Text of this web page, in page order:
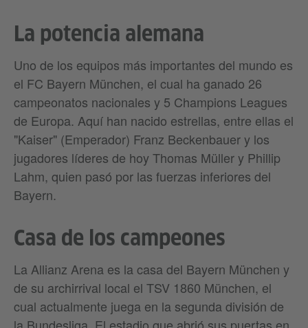
La potencia alemana
Uno de los equipos más importantes del mundo es
el FC Bayern München, el cual ha ganado 26
campeonatos nacionales y 5 Champions Leagues
de Europa. Aquí han nacido estrellas, entre ellas el
"Kaiser" (Emperador) Franz Beckenbauer y los
jugadores líderes de hoy Thomas Müller y Phillip
Lahm, quien pasó por las fuerzas inferiores del
Bayern.
Casa de los campeones
La Allianz Arena es la casa del Bayern München y
de su archirrival local el TSV 1860 München, el
cual actualmente juega en la segunda división de
la Bundesliga. El estadio que abrió sus puertas en